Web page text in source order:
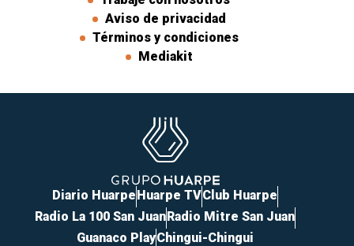
Aviso de privacidad
Términos y condiciones
Mediakit
Diario HuarpeHuarpe TVClub Huarpe
Radio La 100 San JuanRadio Mitre San Juan
Guanaco PlayChingui-Chingui